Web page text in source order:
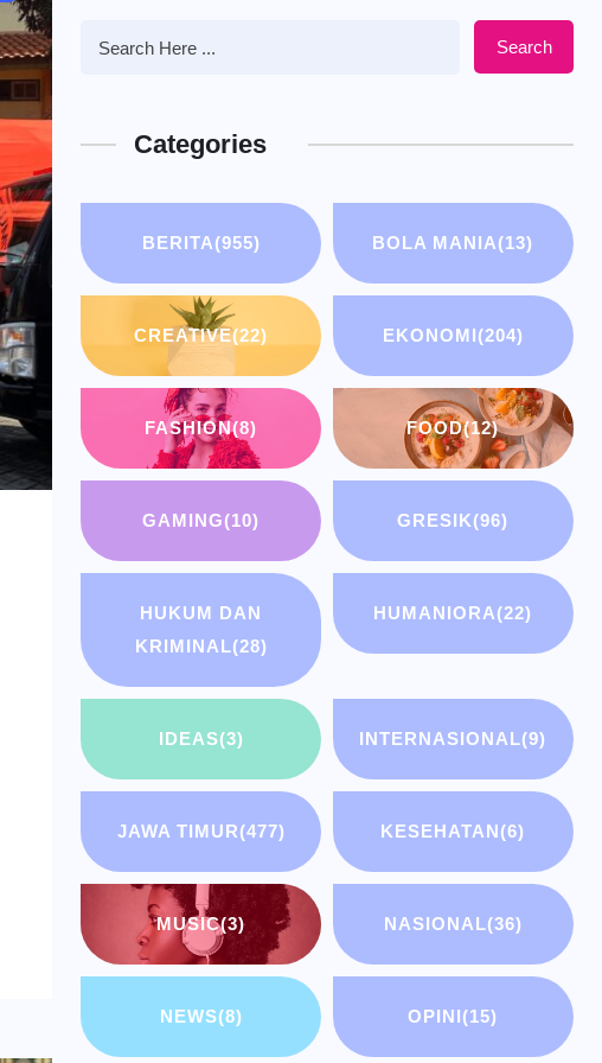
Search
Categories
BERITA(955) BOLA MANIA(13)
CREATIVE(22) EKONOMI(204)
FASHION(8) FOOD(12)
GAMING(10) GRESIK(96)
HUKUM DAN
KRIMINAL(28)
HUMANIORA(22)
IDEAS(3) INTERNASIONAL(9)
JAWA TIMUR(477) KESEHATAN(6)
MUSIC(3) NASIONAL(36)
NEWS(8) OPINI(15)